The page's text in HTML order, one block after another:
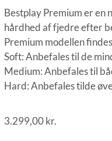
Bestplay Premium er en
hårdhed af fjedre efter
Premium modellen
Soft: Anbefales til de
Medium: Anbefales til
Hard: Anbefales tilde
3.299,00kr.